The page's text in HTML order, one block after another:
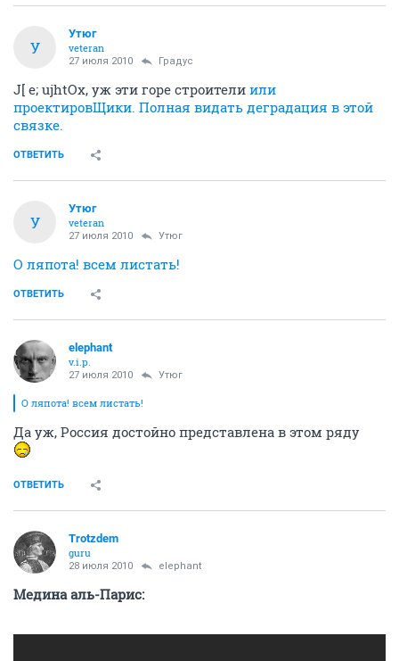
У
Утюг
veteran
27 июля 2010 Градус
J[ e; ujhtОх, уж эти горе строители или
проектировЩики. Полная видать деградация в этой
связке.
ОТВЕТИТЬ
У
Утюг
veteran
27 июля 2010 Утюг
О ляпота! всем листать!
ОТВЕТИТЬ
elephant
v.i.p.
27 июля 2010 Утюг
О ляпота! всем листать!
Да уж, Россия достойно представлена в этом ряду
ОТВЕТИТЬ
Trotzdem
guru
28 июля 2010 elephant
Медина аль-Парис: